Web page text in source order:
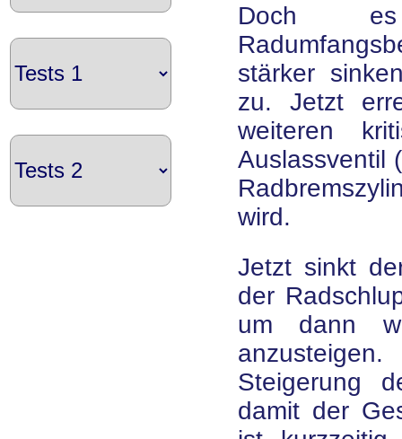
Doch
stärker
zu. Jetzt
weiteren
Auslassventil
wird.
Jetzt sinkt
der
um dann
Steigerung
damit der